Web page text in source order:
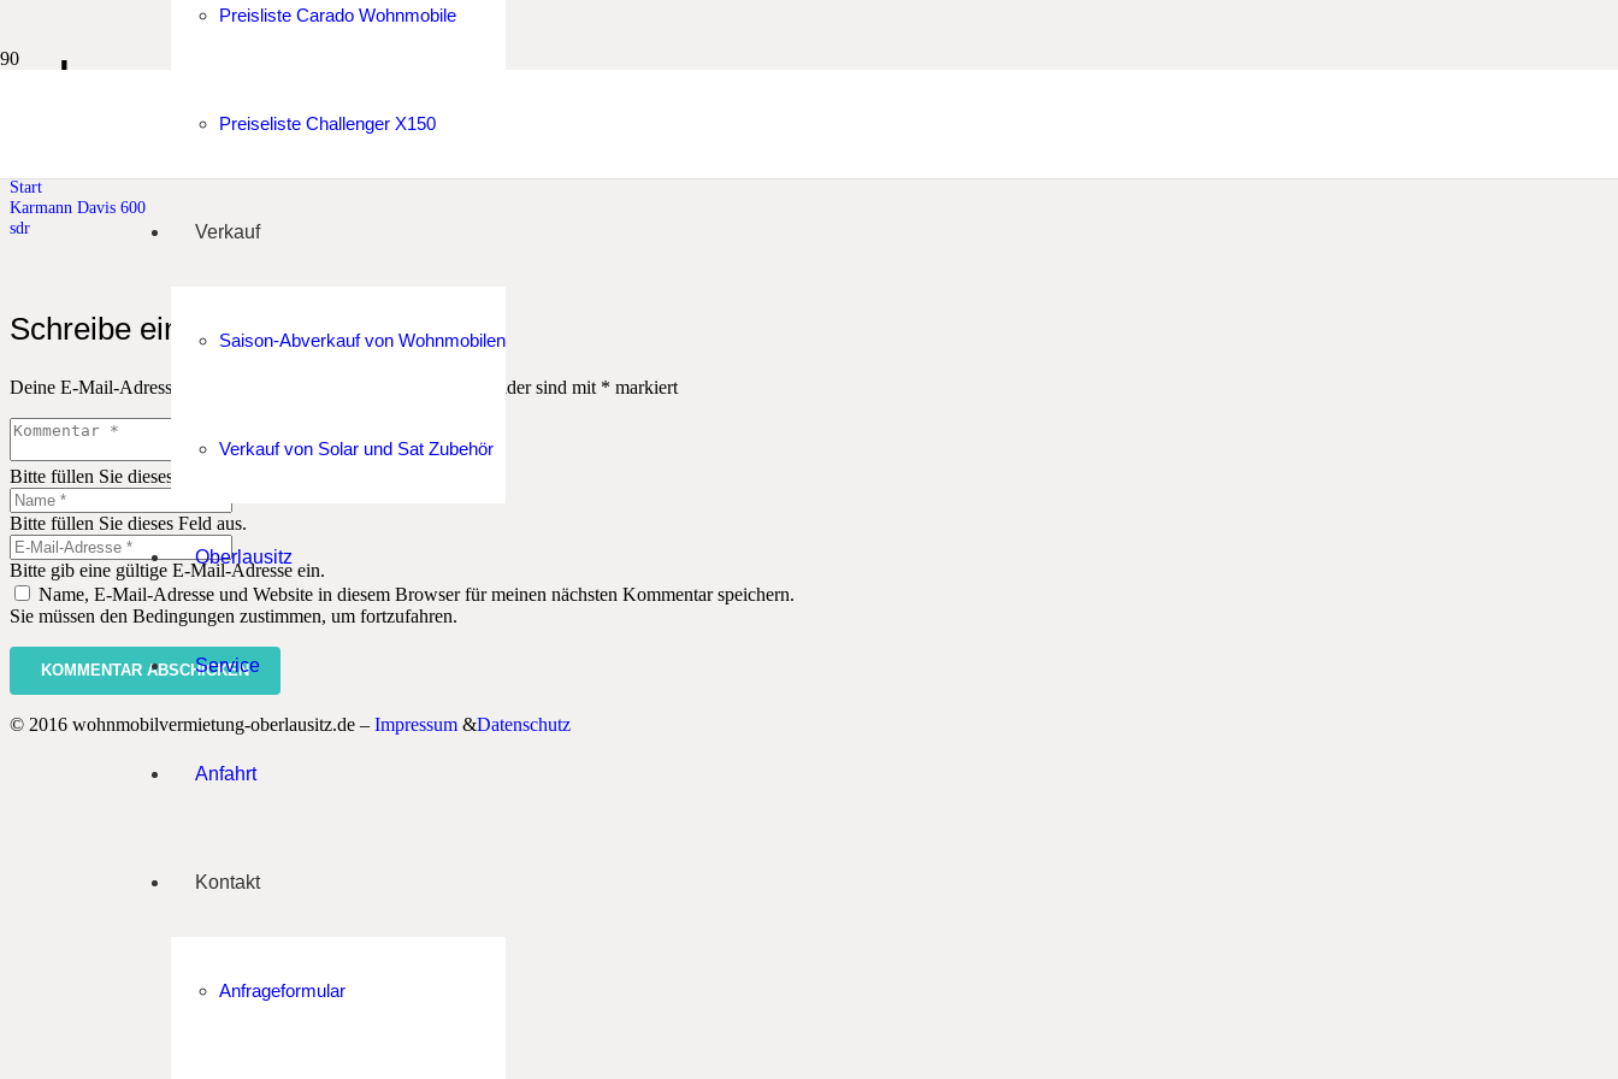
Preisliste Carado Wohnmobile
Preiseliste Challenger X150
Verkauf
Saison-Abverkauf von Wohnmobilen
Verkauf von Solar und Sat Zubehör
Oberlausitz
Service
Anfahrt
Kontakt
Anfrageformular
sdr
Start
Karmann Davis 600
sdr
Schreibe einen Kommentar
Deine E-Mail-Adresse wird nicht veröffentlicht. Erforderliche Felder sind mit * markiert
Bitte füllen Sie dieses Feld aus.
Bitte füllen Sie dieses Feld aus.
Bitte gib eine gültige E-Mail-Adresse ein.
Name, E-Mail-Adresse und Website in diesem Browser für meinen nächsten Kommentar speichern.
Sie müssen den Bedingungen zustimmen, um fortzufahren.
KOMMENTAR ABSCHICKEN
© 2016 wohnmobilvermietung-oberlausitz.de – Impressum &Datenschutz